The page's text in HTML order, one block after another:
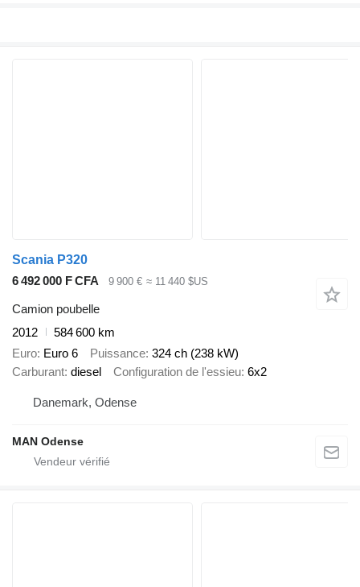
Scania P320
6 492 000 F CFA
9 900 € ≈ 11 440 $US
Camion poubelle
2012
584 600 km
Euro Euro 6 Puissance 324 ch (238 kW)
Carburant diesel Configuration de l'essieu 6x2
Danemark, Odense
MAN Odense